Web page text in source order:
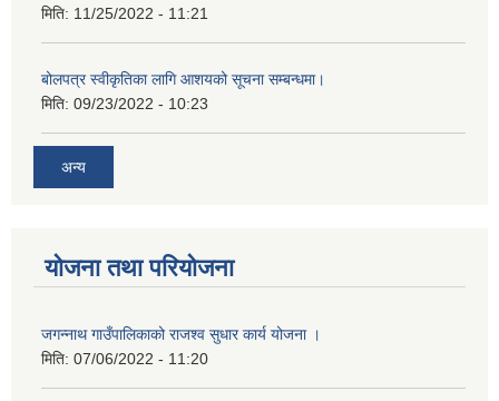
मिति: 11/25/2022 - 11:21
बोलपत्र स्वीकृतिका लागि आशयको सूचना सम्बन्धमा।
मिति: 09/23/2022 - 10:23
अन्य
योजना तथा परियोजना
जगन्नाथ गाउँपालिकाको राजश्व सुधार कार्य योजना ।
मिति: 07/06/2022 - 11:20